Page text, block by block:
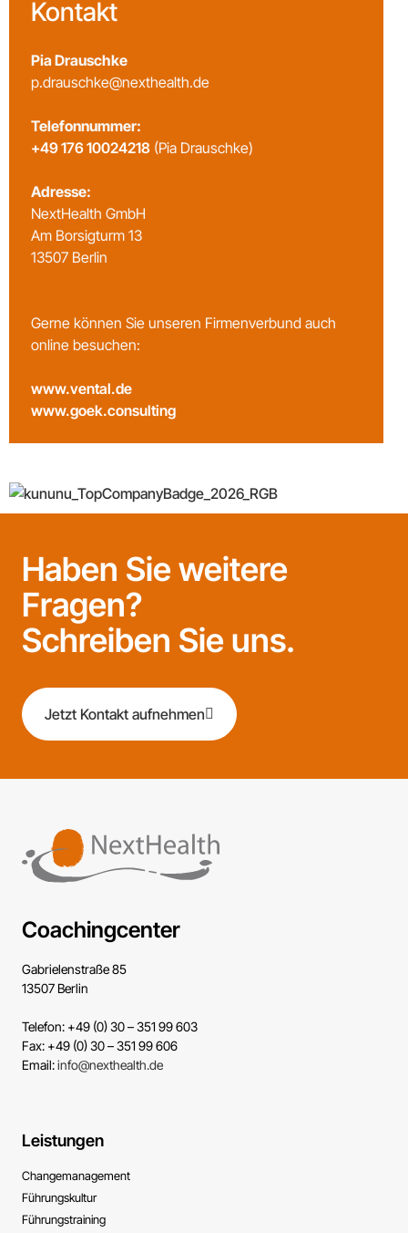
Kontakt
Pia Drauschke
p.drauschke@nexthealth.de
Telefonnummer:
+49 176 10024218 (Pia Drauschke)
Adresse:
NextHealth GmbH
Am Borsigturm 13
13507 Berlin
Gerne können Sie unseren Firmenverbund auch
online besuchen:
www.vental.de
www.goek.consulting
Haben Sie weitere
Fragen?
Schreiben Sie uns.
Jetzt Kontakt aufnehmen
Coachingcenter
Gabrielenstraße 85
13507 Berlin
Telefon: +49 (0) 30 – 351 99 603
Fax: +49 (0) 30 – 351 99 606
Email:info@nexthealth.de
Leistungen
Change­management
Führungs­kultur
Führungs­training